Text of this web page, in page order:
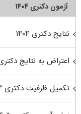
آزمون دکتری ۱۴۰۴
نتایج دکتری ۱۴۰۴
اعتراض به نتایج دکتری
تکمیل ظرفیت دکتری ۱۴۰۳